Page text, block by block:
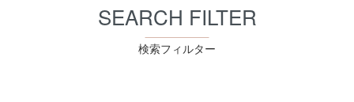
SEARCH FILTER
検索フィルター